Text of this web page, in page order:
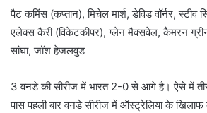
पैट कमिंस (कप्तान), मिचेल मार्श, डेविड वॉर्नर, स्टीव
एलेक्स कैरी (विकेटकीपर), ग्लेन मैक्सवेल, कैमरन
सांघा, जॉश हेजलवुड
3 वनडे की सीरीज में भारत 2-0 से आगे है। ऐसे में
पास पहली बार वनडे सीरीज में ऑस्ट्रेलिया के खिलाफ